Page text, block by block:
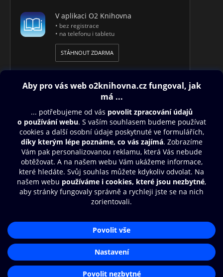
V aplikaci O2 Knihovna
• bez registrace
• na telefonu i tabletu
STÁHNOUT ZDARMA
Obsah ke stažení
Moje O2 Knihovna
Další zábava
© O2 Czech Republic a.s.
Přístupnost
Zásady zpracování osobních údajů
Nastavení cookies
Aplikace O2 Knihovna
Čti a poslouchej své e-knihy a
audioknihy rychleji a pohodlněji.